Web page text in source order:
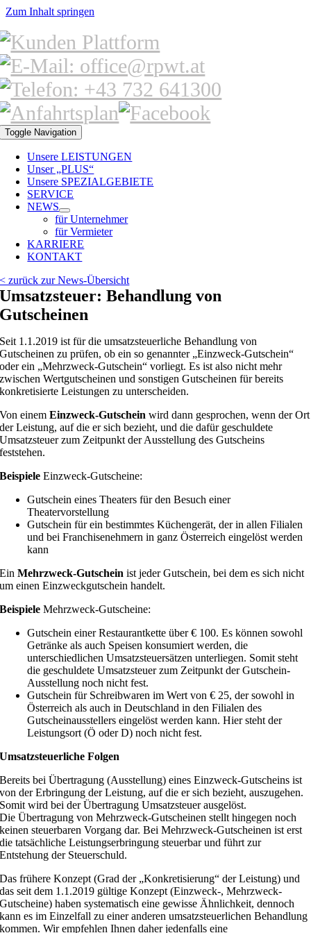
Zum Inhalt springen
Toggle Navigation
Unsere LEISTUNGEN
Unser „PLUS“
Unsere SPEZIALGEBIETE
SERVICE
NEWS
für Unternehmer
für Vermieter
KARRIERE
KONTAKT
< zurück zur News-Übersicht
Umsatzsteuer: Behandlung von
Gutscheinen
Seit 1.1.2019 ist für die umsatzsteuerliche Behandlung von
Gutscheinen zu prüfen, ob ein so genannter „Einzweck-Gutschein“
oder ein „Mehrzweck-Gutschein“ vorliegt. Es ist also nicht mehr
zwischen Wertgutscheinen und sonstigen Gutscheinen für bereits
konkretisierte Leistungen zu unterscheiden.
Von einemEinzweck-Gutschein wird dann gesprochen, wenn der Ort
der Leistung, auf die er sich bezieht, und die dafür geschuldete
Umsatzsteuer zum Zeitpunkt der Ausstellung des Gutscheins
feststehen.
BeispieleEinzweck-Gutscheine:
Gutschein eines Theaters für den Besuch einer
Theatervorstellung
Gutschein für ein bestimmtes Küchengerät, der in allen Filialen
und bei Franchisenehmern in ganz Österreich eingelöst werden
kann
EinMehrzweck-Gutschein ist jeder Gutschein, bei dem es sich nicht
um einen Einzweckgutschein handelt.
BeispieleMehrzweck-Gutscheine:
Gutschein einer Restaurantkette über € 100. Es können sowohl
Getränke als auch Speisen konsumiert werden, die
unterschiedlichen Umsatzsteuersätzen unterliegen. Somit steht
die geschuldete Umsatzsteuer zum Zeitpunkt der Gutschein-
Ausstellung noch nicht fest.
Gutschein für Schreibwaren im Wert von € 25, der sowohl in
Österreich als auch in Deutschland in den Filialen des
Gutscheinausstellers eingelöst werden kann. Hier steht der
Leistungsort (Ö oder D) noch nicht fest.
Umsatzsteuerliche Folgen
Bereits bei Übertragung (Ausstellung) eines Einzweck-Gutscheins ist
von der Erbringung der Leistung, auf die er sich bezieht, auszugehen.
Somit wird bei der Übertragung Umsatzsteuer ausgelöst.
Die Übertragung von Mehrzweck-Gutscheinen stellt hingegen noch
keinen steuerbaren Vorgang dar. Bei Mehrzweck-Gutscheinen ist erst
die tatsächliche Leistungserbringung steuerbar und führt zur
Entstehung der Steuerschuld.
Das frühere Konzept (Grad der „Konkretisierung“ der Leistung) und
das seit dem 1.1.2019 gültige Konzept (Einzweck-, Mehrzweck-
Gutscheine) haben systematisch eine gewisse Ähnlichkeit, dennoch
kann es im Einzelfall zu einer anderen umsatzsteuerlichen Behandlung
kommen. Wir empfehlen Ihnen daher jedenfalls eine